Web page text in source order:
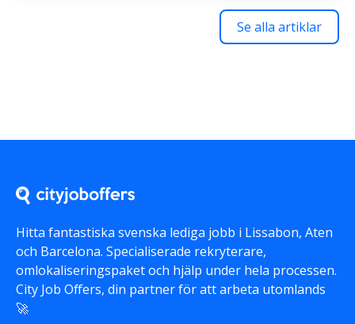
Se alla artiklar
Hitta fantastiska svenska lediga jobb i Lissabon, Aten
och Barcelona. Specialiserade rekryterare,
omlokaliseringspaket och hjälp under hela processen.
City Job Offers, din partner för att arbeta utomlands
🚀